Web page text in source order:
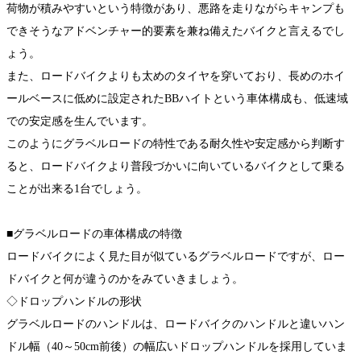
荷物が積みやすいという特徴があり、悪路を走りながらキャンプも
できそうなアドベンチャー的要素を兼ね備えたバイクと言えるでし
ょう。
また、ロードバイクよりも太めのタイヤを穿いており、長めのホイ
ールベースに低めに設定されたBBハイトという車体構成も、低速域
での安定感を生んでいます。
このようにグラベルロードの特性である耐久性や安定感から判断す
ると、ロードバイクより普段づかいに向いているバイクとして乗る
ことが出来る1台でしょう。
■グラベルロードの車体構成の特徴
ロードバイクによく見た目が似ているグラベルロードですが、ロー
ドバイクと何が違うのかをみていきましょう。
◇ドロップハンドルの形状
グラベルロードのハンドルは、ロードバイクのハンドルと違いハン
ドル幅（40～50cm前後）の幅広いドロップハンドルを採用していま